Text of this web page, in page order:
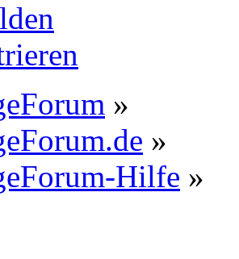
»
»
Hilfe »